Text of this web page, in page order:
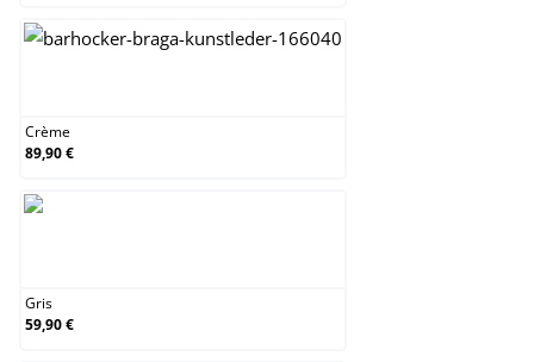
Crème
89,90 €
Gris
59,90 €